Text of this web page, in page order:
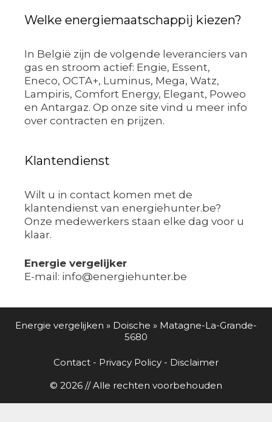
Welke energiemaatschappij kiezen?
In België zijn de volgende leveranciers van
gas en stroom actief: Engie, Essent,
Eneco, OCTA+, Luminus, Mega, Watz,
Lampiris, Comfort Energy, Elegant, Poweo
en Antargaz. Op onze site vind u meer info
over contracten en prijzen.
Klantendienst
Wilt u in contact komen met de
klantendienst van energiehunter.be?
Onze medewerkers staan elke dag voor u
klaar.
Energie vergelijker
E-mail: info@energiehunter.be
Energie vergelijken » Doische » Matagne-La-Grande-
5680
Contact - Privacy Policy - Disclaimer
© 2026 // Alle rechten voorbehouden